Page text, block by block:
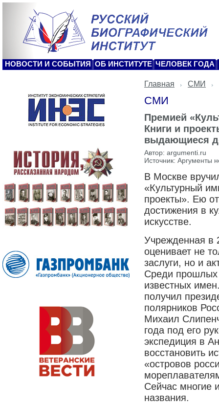
НОВОСТИ И СОБЫТИЯ ОБ ИНСТИТУТЕ ЧЕЛОВЕК ГОДА
Главная СМИ
СМИ
Премией
Книги и
выдающиеся
Автор: argumenti.ru
Источник: Аргументы
В Москве
«Культурный
проекты». Ею
достижения в
искусстве.
Учрежденная в
оценивает не
заслуги, но и
Среди прошлых
известных
получил
полярников
Михаил
года под его
экспедиция в
восстановить
«островов
Сейчас многие
названия.